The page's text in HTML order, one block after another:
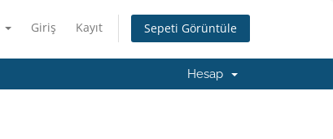
Giriş Kayıt Sepeti Görüntüle
Hesap